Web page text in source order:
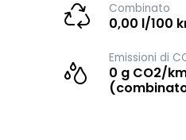
Combinato
0,00 l/100
Emissioni di
0 g CO2/